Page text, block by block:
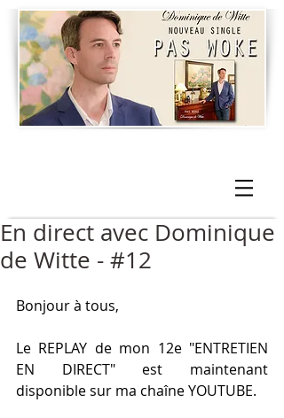
En direct avec Dominique
de Witte - #12
Bonjour à tous,
Le REPLAY de mon 12e "ENTRETIEN
EN DIRECT" est maintenant
disponible sur ma chaîne YOUTUBE.